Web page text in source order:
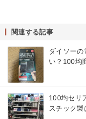
関連する記事
ダイソー
い？100均
100均セリ
スチック製